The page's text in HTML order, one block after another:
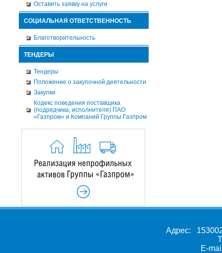
Оставить заявку на услуги
СОЦИАЛЬНАЯ ОТВЕТСТВЕННОСТЬ
Благотворительность
ТЕНДЕРЫ
Тендеры
Положение о закупочной деятельности
Закупки
Кодекс поведения поставщика
(подрядчика, исполнителя) ПАО
«Газпром» и Компаний Группы Газпром
Адрес:
E-